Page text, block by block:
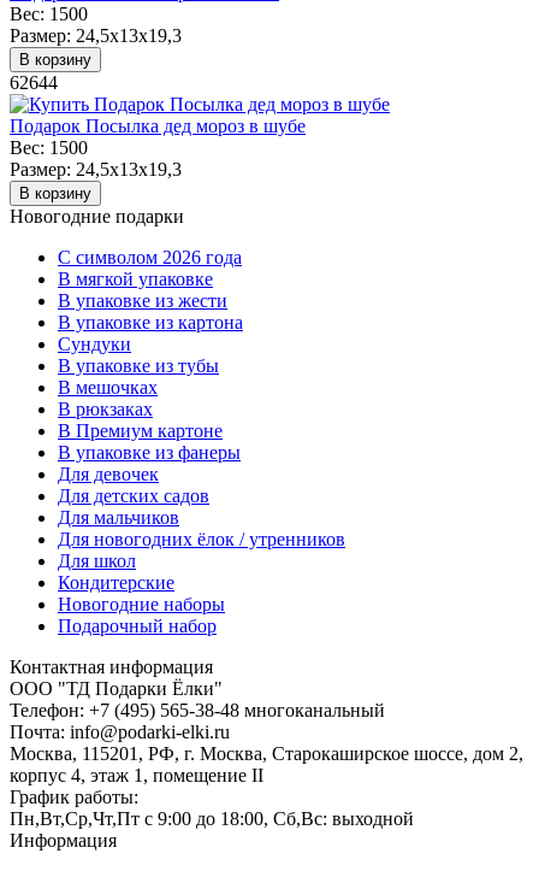
Вес: 1500
Размер: 24,5x13x19,3
В корзину
62644
Подарок Посылка дед мороз в шубе
Вес: 1500
Размер: 24,5x13x19,3
В корзину
Новогодние подарки
C символом 2026 года
В мягкой упаковке
В упаковке из жести
В упаковке из картона
Сундуки
В упаковке из тубы
В мешочках
В рюкзаках
В Премиум картоне
В упаковке из фанеры
Для девочек
Для детских садов
Для мальчиков
Для новогодних ёлок / утренников
Для школ
Кондитерские
Новогодние наборы
Подарочный набор
Контактная информация
ООО "ТД Подарки Ёлки"
Телефон: +7 (495) 565-38-48 многоканальный
Почта: info@podarki-elki.ru
Москва, 115201, РФ, г. Москва, Старокаширское шоссе, дом 2,
корпус 4, этаж 1, помещение II
График работы:
Пн,Вт,Ср,Чт,Пт с 9:00 до 18:00, Сб,Вс: выходной
Информация